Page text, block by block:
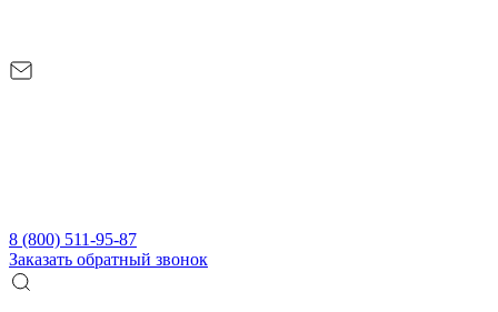
8 (800) 511-95-87
Заказать обратный звонок